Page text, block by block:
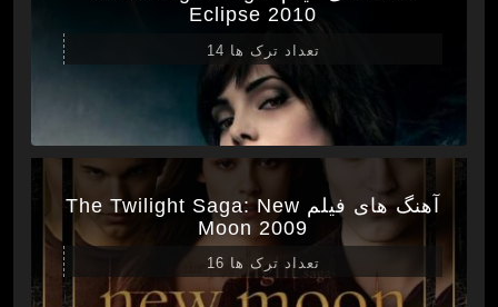
Eclipse 2010
تعداد ترک ها 14
آهنگ های فیلم The Twilight Saga: New
Moon 2009
تعداد ترک ها 16